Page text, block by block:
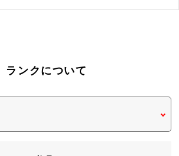
ランクについて